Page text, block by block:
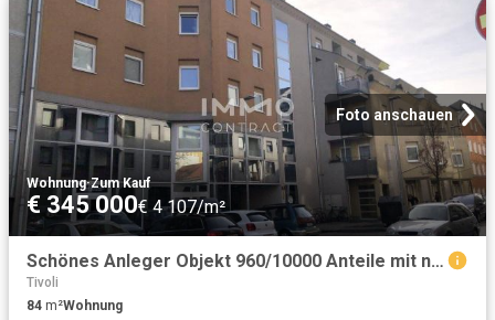
Foto anschauen
Wohnung·Zum Kauf
€ 345 000€ 4 107/m²
Schönes Anleger Objekt 960/10000 Anteile mit nicht parifizierten aber 2 zugeordneten Wohnungen und TG Plätzen Wilten
Tivoli
84 m²Wohnung